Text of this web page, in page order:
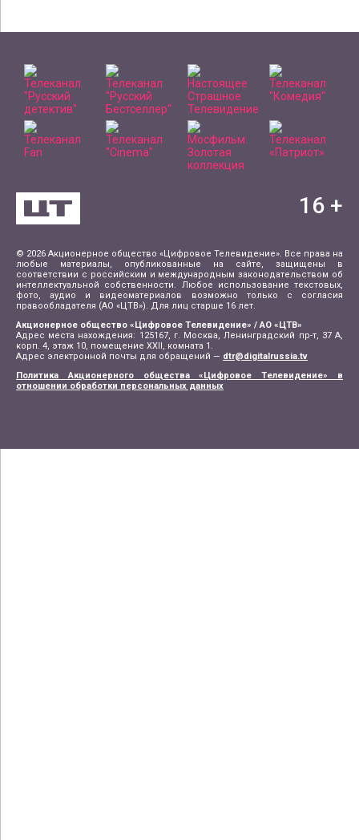
© 2026 Акционерное общество «Цифровое Телевидение». Все права на
любые материалы, опубликованные на сайте, защищены в
соответствии с российским и международным законодательством об
интеллектуальной собственности. Любое использование текстовых,
фото, аудио и видеоматериалов возможно только с согласия
правообладателя (АО «ЦТВ»). Для лиц старше 16 лет.
Акционерное общество «Цифровое Телевидение» / АО «ЦТВ»
Адрес места нахождения: 125167, г. Москва, Ленинградский пр-т, 37 А,
корп. 4, этаж 10, помещение XXII, комната 1.
Адрес электронной почты для обращений — dtr@digitalrussia.tv
Политика Акционерного общества «Цифровое Телевидение» в
отношении обработки персональных данных
16 +